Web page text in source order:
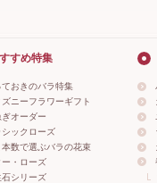
すめ特集
ておきのバラ特集
ニーフラワーギフト
ぎオーダー
シックローズ
本数で選ぶバラの花束
ー・ローズ
石シリーズ